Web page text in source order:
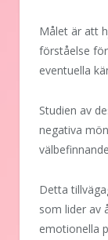
Målet är att
förståelse
eventuella
Studien av
negativa
Detta
som lider av
emotionella